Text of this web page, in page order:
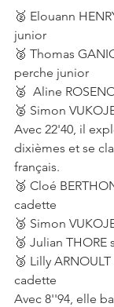
🥈 Elouann
junior
🥈 Thomas
perche junior
🥈  Aline
🥈 Simon
Avec 22'40, il
dixièmes et se
français.
🥉 Cloé
cadette
🥉 Simon
🥉 Julian THORE
🥉 Lilly
cadette
Avec 8''94, elle